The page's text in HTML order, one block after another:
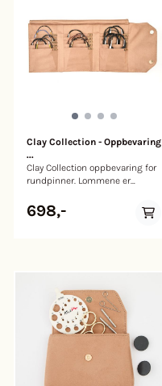
Clay Collection - Oppbevaring
...
Clay Collection oppbevaring for
rundpinner. Lommene er
du enkelt finner akkurat den
pinnen du trenger.
698,-